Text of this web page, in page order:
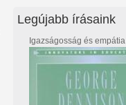
Legújabb írásaink
Igazságosság és empátia